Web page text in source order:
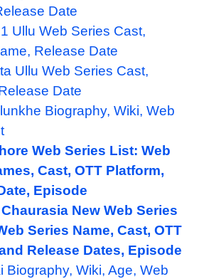
Date
Ullu Web Series Cast,
Release Date
Ullu Web Series Cast,
Date
Biography, Wiki, Web
Web Series List: Web
Cast, OTT Platform,
Episode
New Web Series
Series Name, Cast, OTT
Release Dates, Episode
Biography, Wiki, Age, Web